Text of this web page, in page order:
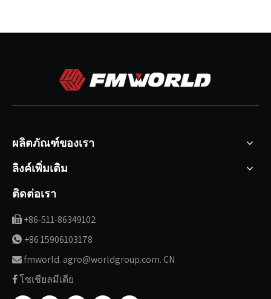
ผลิตภัณฑ์ของเรา
ลิงค์เพิ่มเติม
ติดต่อเรา
 +86-511-86349102
 +86 15906103178
fmworld. agro@worldgroup.com. CN
โซเชียลมีเดีย